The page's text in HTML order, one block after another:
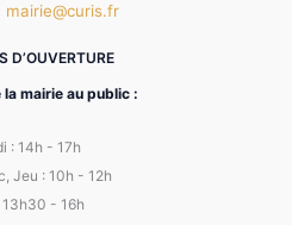
mairie@curis.fr
D’OUVERTURE
mairie au public :
: 14h - 17h
Jeu : 10h - 12h
13h30 - 16h